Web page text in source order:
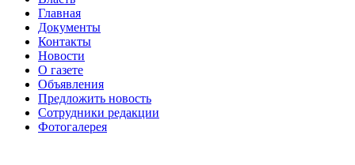
августа 2013 г
№98+99 11 июля 2017 г
августа 2016 г
августа 2012 г
Главная
Документы
Контакты
Новости
О газете
Объявления
Предложить новость
Сотрудники редакции
Фотогалерея